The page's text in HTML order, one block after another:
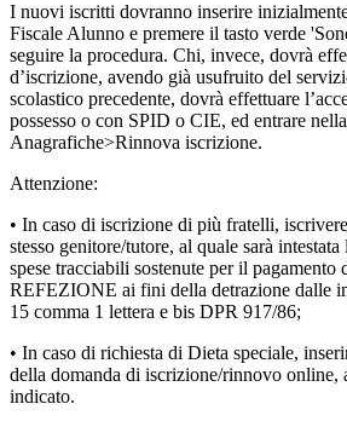
I nuovi iscritti dovranno inserire
Fiscale Alunno e premere il tasto verde
seguire la procedura. Chi, invece, dovrà
d’iscrizione, avendo già usufruito del
scolastico precedente, dovrà effettuare
possesso o con SPID o CIE, ed entrare
Anagrafiche>Rinnova iscrizione.
Attenzione:
• In caso di iscrizione di più fratelli,
stesso genitore/tutore, al quale sarà
spese tracciabili sostenute per il pagamento
REFEZIONE ai fini della detrazione dalle
15 comma 1 lettera e bis DPR 917/86;
• In caso di richiesta di Dieta speciale,
della domanda di iscrizione/rinnovo online,
indicato.